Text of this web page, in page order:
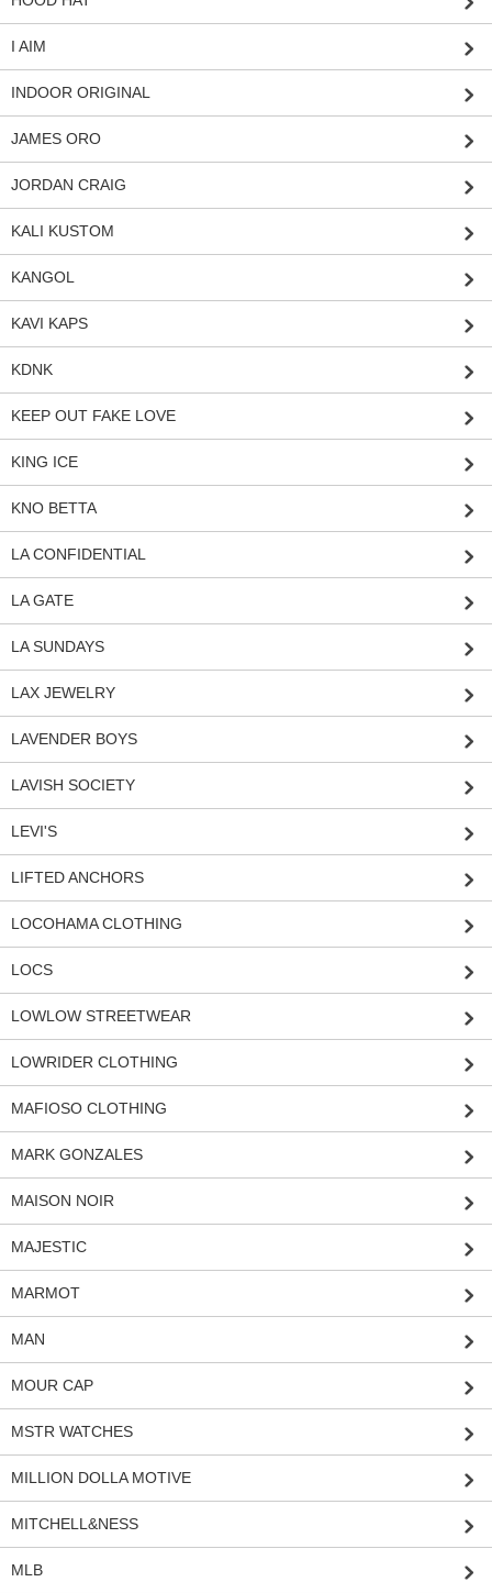
I AIM
INDOOR ORIGINAL
JAMES ORO
JORDAN CRAIG
KALI KUSTOM
KANGOL
KAVI KAPS
KDNK
KEEP OUT FAKE LOVE
KING ICE
KNO BETTA
LA CONFIDENTIAL
LA GATE
LA SUNDAYS
LAX JEWELRY
LAVENDER BOYS
LAVISH SOCIETY
LEVI'S
LIFTED ANCHORS
LOCOHAMA CLOTHING
LOCS
LOWLOW STREETWEAR
LOWRIDER CLOTHING
MAFIOSO CLOTHING
MARK GONZALES
MAISON NOIR
MAJESTIC
MARMOT
MAN
MOUR CAP
MSTR WATCHES
MILLION DOLLA MOTIVE
MITCHELL&NESS
MLB